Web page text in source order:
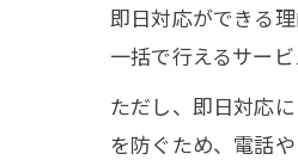
即日対応ができる
一括で行えるサー
ただし、即日対応
を防ぐため、電話